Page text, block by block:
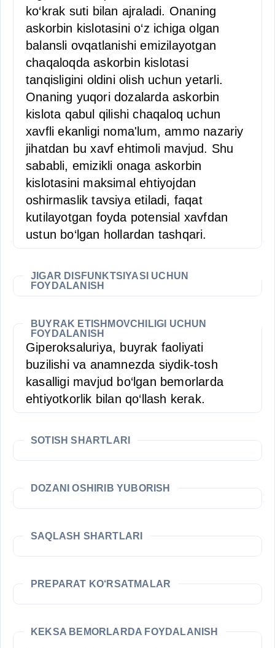
ko‘krak suti bilan ajraladi. Onaning
askorbin kislotasini o‘z ichiga olgan
balansli ovqatlanishi emizilayotgan
chaqaloqda askorbin kislotasi
tanqisligini oldini olish uchun yetarli.
Onaning yuqori dozalarda askorbin
kislota qabul qilishi chaqaloq uchun
xavfli ekanligi noma'lum, ammo nazariy
jihatdan bu xavf ehtimoli mavjud. Shu
sababli, emizikli onaga askorbin
kislotasini maksimal ehtiyojdan
oshirmaslik tavsiya etiladi, faqat
kutilayotgan foyda potensial xavfdan
ustun bo‘lgan hollardan tashqari.
JIGAR DISFUNKTSIYASI UCHUN
FOYDALANISH
BUYRAK ETISHMOVCHILIGI UCHUN
FOYDALANISH
Giperoksaluriya, buyrak faoliyati
buzilishi va anamnezda siydik-tosh
kasalligi mavjud bo‘lgan bemorlarda
ehtiyotkorlik bilan qo‘llash kerak.
SOTISH SHARTLARI
DOZANI OSHIRIB YUBORISH
SAQLASH SHARTLARI
PREPARAT KO‘RSATMALAR
KEKSA BEMORLARDA FOYDALANISH